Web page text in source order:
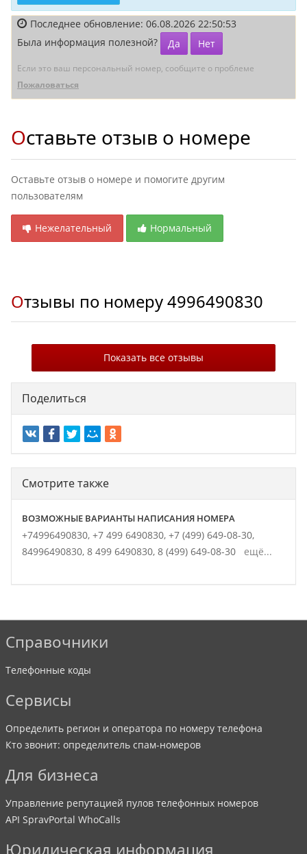
Последнее обновление: 06.08.2026 22:50:53
Была информация полезной?
Да Нет
Если это ваш персональный номер, сообщите о проблеме
Пожаловаться
Оставьте отзыв о номере
Оставьте отзыв о номере и помогите другим
пользователям
Нежелательный Нормальный
Отзывы по номеру4996490830
Показать все отзывы
Поделиться
Смотрите также
ВОЗМОЖНЫЕ ВАРИАНТЫ НАПИСАНИЯ НОМЕРА
+74996490830, +7 499 6490830, +7 (499) 649-08-30,
84996490830, 8 499 6490830, 8 (499) 649-08-30 ещё...
Справочники
Телефонные коды
Сервисы
Определить регион и оператора по номеру телефона
Кто звонит: определитель спам-номеров
Для бизнеса
Управление репутацией пулов телефонных номеров
API SpravPortal WhoCalls
Юридическая информация